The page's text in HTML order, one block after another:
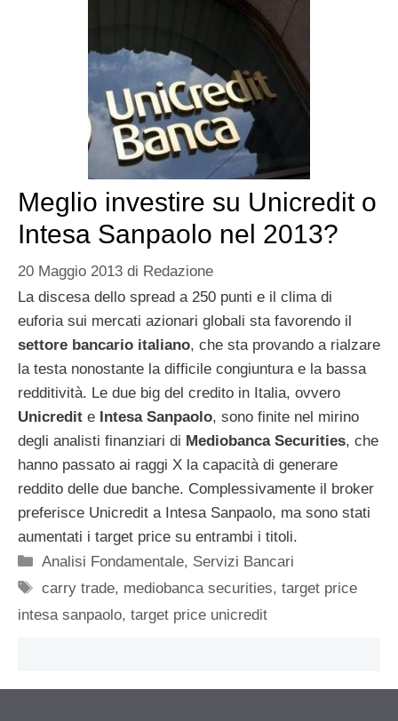
Meglio investire su Unicredit o
Intesa Sanpaolo nel 2013?
20 Maggio 2013 di Redazione
La discesa dello spread a 250 punti e il clima di
euforia sui mercati azionari globali sta favorendo il
settore bancario italiano, che sta provando a rialzare
la testa nonostante la difficile congiuntura e la bassa
redditività. Le due big del credito in Italia, ovvero
Unicredit e Intesa Sanpaolo, sono finite nel mirino
degli analisti finanziari di Mediobanca Securities, che
hanno passato ai raggi X la capacità di generare
reddito delle due banche. Complessivamente il broker
preferisce Unicredit a Intesa Sanpaolo, ma sono stati
aumentati i target price su entrambi i titoli.
Categorie
Analisi Fondamentale, Servizi Bancari
Tag
carry trade, mediobanca securities,target price
intesa sanpaolo, target price unicredit